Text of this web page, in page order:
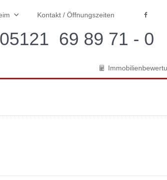
Kontakt / Öffnungszeiten
05121 69 89 71 - 0